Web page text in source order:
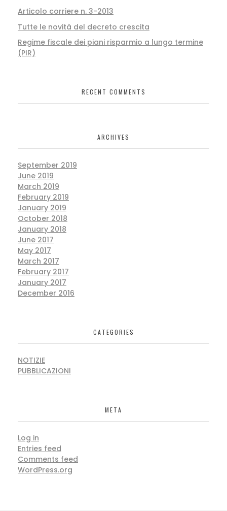
Articolo corriere n. 3-2013
Tutte le novità del decreto crescita
Regime fiscale dei piani risparmio a lungo termine
(PIR)
RECENT COMMENTS
ARCHIVES
September 2019
June 2019
March 2019
February 2019
January 2019
October 2018
January 2018
June 2017
May 2017
March 2017
February 2017
January 2017
December 2016
CATEGORIES
NOTIZIE
PUBBLICAZIONI
META
Log in
Entries feed
Comments feed
WordPress.org